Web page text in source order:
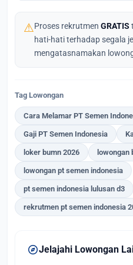
⚠Proses rekrutmen GRATIS
hati-hati terhadap segala
mengatasnamakan
Tag Lowongan
Cara Melamar PT Semen
Gaji PT Semen Indonesia
loker bumn 2026 lowongan
lowongan pt semen indonesia
pt semen indonesia lulusan d3
rekrutmen pt semen indonesia
exploreJelajahi Lowongan